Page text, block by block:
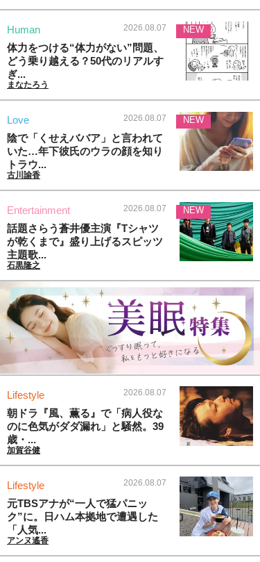
Human 2026.08.07
体力をつける“体力がない”問題、
どう乗り越える？50代のリアルす
ぎ...
まなたろう
NEW
Love 2026.08.07
陰で「くせえババア」と言われて
いた…年下彼氏のウラの顔を知り
トラウ...
古川諭香
NEW
Entertainment 2026.08.07
話題さらう蒼井優主演『Tシャツ
が乾くまで』盛り上げるスピッツ
主題歌...
石黒隆之
NEW
Lifestyle 2026.08.07
朝ドラ『風、薫る』で「病人役な
のに色気がダダ漏れ」と騒然。39
歳・...
加賀谷健
Lifestyle 2026.08.07
元TBSアナが“一人で猛パニッ
ク”に。日ハム本拠地で遭遇した
「人気...
アンヌ遙香